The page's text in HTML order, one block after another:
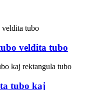
veldita tubo
tubo kaj